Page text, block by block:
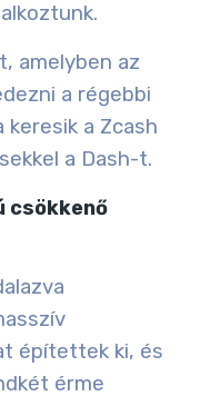
amelyben az
a régebbi
a Zcash
a Dash-t.
csökkenő
építettek ki, és
érme